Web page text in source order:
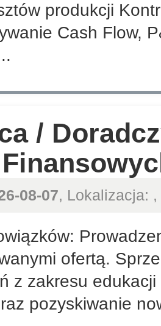
produkcji
Cash Flow,
/
08-07, Lokalizacja:
ofertą.
z zakresu
pozyskiwanie